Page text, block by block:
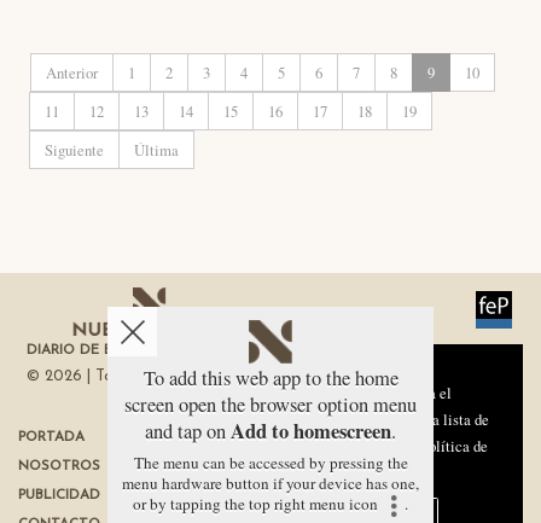
Anterior 1 2 3 4 5 6 7 8 9
10
11
12 13 14 15 16 17 18
19
Siguiente
Última
DIARIO DE ECONOMÍA DE LA REGIÓN DE MURCIA
© 2026 | Todos los derechos reservados
PORTADA
NOSOTROS
PUBLICIDAD
TÉRMINOS DE USO
PROTECCIÓN DE DATOS
POLÍTICA DE COOKIES
To add this web app to the home
screen open the browser option menu
and tap onAdd to homescreen.
The menu can be accessed by pressing the
menu hardware button if your device has one,
or by tapping the top right menu icon
.
Aviso sobre el Uso de cookies:
Utilizamos cookies nuestras y de terceros para el
funcionamiento del digital. Puedes consultar la lista de
cookies y como desconectarlas.Ver nuestra Política de
Privacidad y Cookies
Aceptar Cookies
Personalizar